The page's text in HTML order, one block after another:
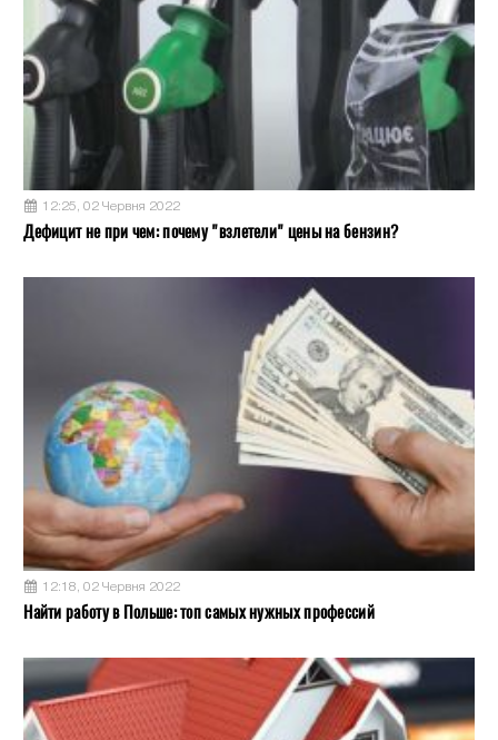
12:25, 02 Червня 2022
Дефицит не при чем: почему "взлетели" цены на бензин?
12:18, 02 Червня 2022
Найти работу в Польше: топ самых нужных профессий